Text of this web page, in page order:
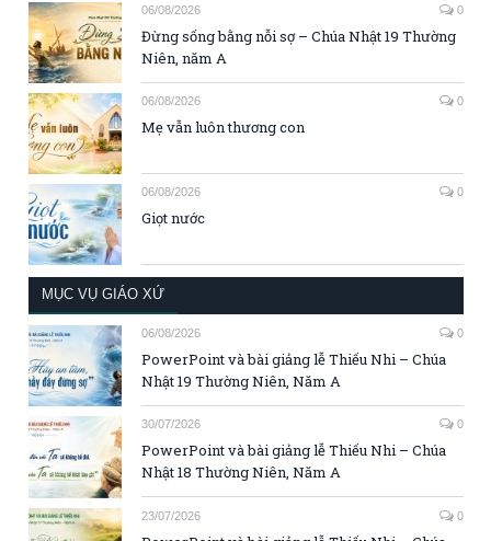
06/08/2026 0
Đừng sống bằng nỗi sợ – Chúa Nhật 19 Thường
Niên, năm A
06/08/2026 0
Mẹ vẫn luôn thương con
06/08/2026 0
Giọt nước
MỤC VỤ GIÁO XỨ
06/08/2026 0
PowerPoint và bài giảng lễ Thiếu Nhi – Chúa
Nhật 19 Thường Niên, Năm A
30/07/2026 0
PowerPoint và bài giảng lễ Thiếu Nhi – Chúa
Nhật 18 Thường Niên, Năm A
23/07/2026 0